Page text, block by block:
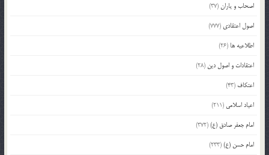
اصحاب و یاران(37)
اصول اعتقادی (777)
اطلاعیه ها (26)
اعتقادات و اصول دین (28)
اعتکاف (43)
اعیاد اسلامی (211)
امام جعفر صادق (ع)(372)
امام حسن (ع)(233)